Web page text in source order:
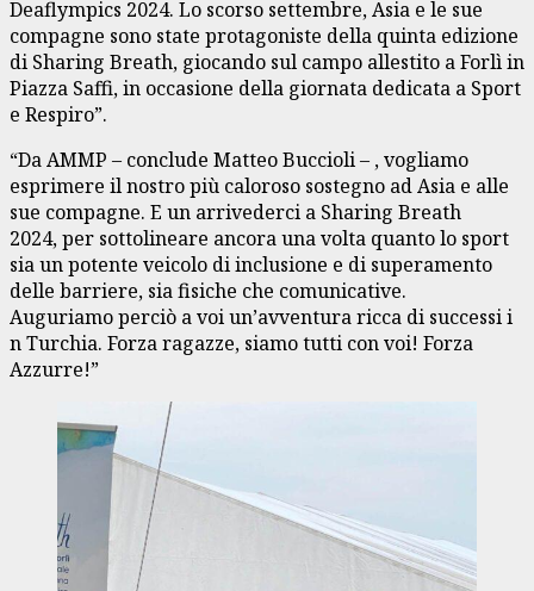
Deaflympics 2024. Lo scorso settembre, Asia e le sue
compagne sono state protagoniste della quinta edizione
di Sharing Breath, giocando sul campo allestito a Forlì in
Piazza Saffi, in occasione della giornata dedicata a Sport
e Respiro”.
“Da AMMP – conclude Matteo Buccioli – , vogliamo
esprimere il nostro più caloroso sostegno ad Asia e alle
sue compagne. E un arrivederci a Sharing Breath
2024, per sottolineare ancora una volta quanto lo sport
sia un potente veicolo di inclusione e di superamento
delle barriere, sia fisiche che comunicative.
Auguriamo perciò a voi un’avventura ricca di successi i
n Turchia. Forza ragazze, siamo tutti con voi! Forza
Azzurre!”